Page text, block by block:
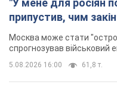
"У мене для росіян
припустив, чим
Москва може стати
спрогнозував військовий
5.08.2026 16:00 61,8 т.